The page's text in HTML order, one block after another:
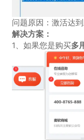
问题原因：激活达
解决方案：
1、如果您是购买多